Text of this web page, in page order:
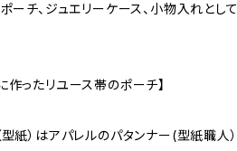
ーチ、ジュエリーケース、小物入れとして
作ったリユース帯のポーチ】
紙）はアパレルのパタンナー(型紙職人）